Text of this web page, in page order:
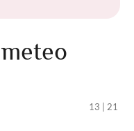
13 | 21